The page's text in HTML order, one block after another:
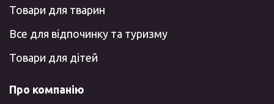
Товари для тварин
Все для відпочинку та туризму
Товари для дітей
Про компанію